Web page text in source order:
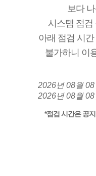
보다
시스템 점검
아래 점검 시간
불가하니 이
2026년 08월
2026년 08월
*점검 시간은 공